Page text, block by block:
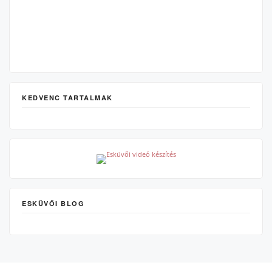
KEDVENC TARTALMAK
ESKÜVŐI BLOG